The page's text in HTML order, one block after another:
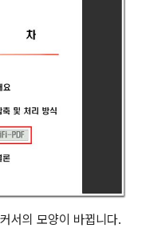
서의 모양이 바뀝니다.